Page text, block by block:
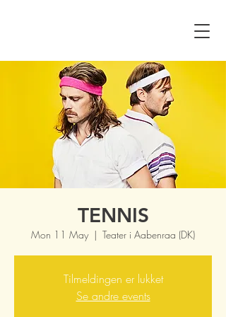
TENNIS
Mon 11 May
  |
Teater i Aabenraa (DK)
Tilmeldingen er lukket
Se andre events